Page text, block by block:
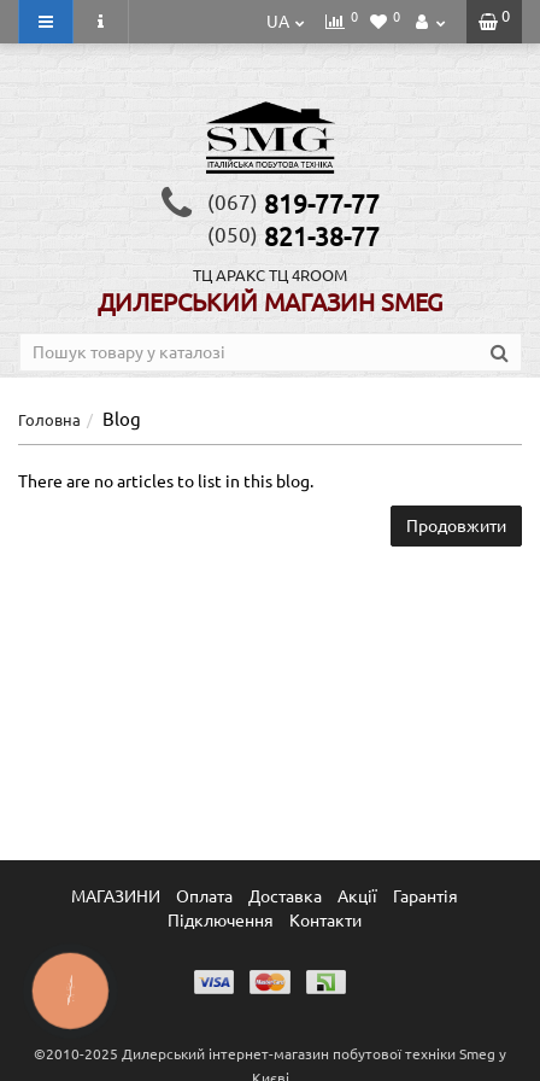
0
UA 0 0
(067) 819-77-77
(050) 821-38-77
ТЦ АРАКС ТЦ 4ROOM
ДИЛЕРСЬКИЙ МАГАЗИН SMEG
Головна Blog
There are no articles to list in this blog.
Продовжити
МАГАЗИНИ Оплата Доставка Акції
Гарантія
Підключення
Контакти
©2010-2025 Дилерський інтернет-магазин побутової техніки Smeg у
КНОПКА
ЗВ'ЯЗКУ